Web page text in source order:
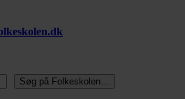
Søg på Folkeskolen…